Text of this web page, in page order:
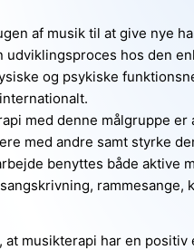
af musik til at give nye
hos den
og psykiske
med denne målgruppe
med andre samt styrke
benyttes både aktive
musikterapi har en